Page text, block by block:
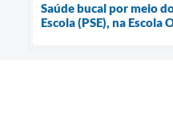
Saúde bucal por meio
Escola (PSE), na Escola